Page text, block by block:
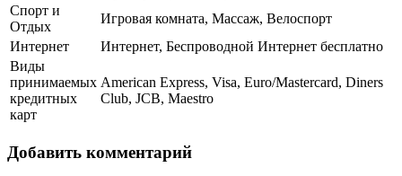
Спорт и
Отдых
Игровая комната, Массаж, Велоспорт
Интернет
Интернет, Беспроводной Интернет бесплатно
Виды
принимаемых
кредитных
карт
American Express, Visa, Euro/Mastercard, Diners
Club, JCB, Maestro
Добавить комментарий